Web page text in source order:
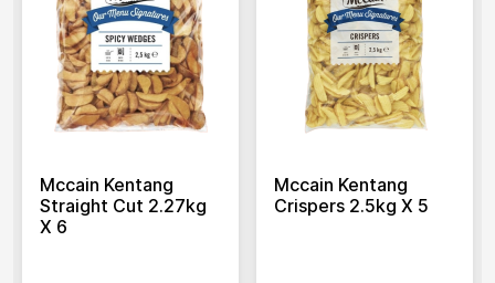
Mccain Kentang
Straight Cut 2.27kg
X 6
Mccain Kentang
Crispers 2.5kg X 5